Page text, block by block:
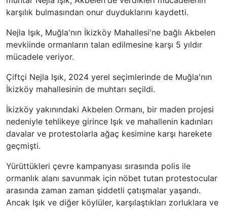
karşılık bulmasından onur duyduklarını kaydetti.
Nejla Işık, Muğla'nın İkizköy Mahallesi'ne bağlı Akbelen
mevkiinde ormanların talan edilmesine karşı 5 yıldır
mücadele veriyor.
Çiftçi Nejla Işık, 2024 yerel seçimlerinde de Muğla'nın
İkizköy mahallesinin de muhtarı seçildi.
İkizköy yakınındaki Akbelen Ormanı, bir maden projesi
nedeniyle tehlikeye girince Işık ve mahallenin kadınları
davalar ve protestolarla ağaç kesimine karşı harekete
geçmişti.
Yürüttükleri çevre kampanyası sırasında polis ile
ormanlık alanı savunmak için nöbet tutan protestocular
arasında zaman zaman şiddetli çatışmalar yaşandı.
Ancak Işık ve diğer köylüler, karşılaştıkları zorluklara ve